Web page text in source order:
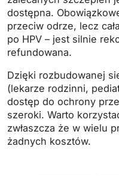
dostępna.
przeciw odrze, lecz
po HPV – jest silnie
refundowana.
Dzięki rozbudowanej
(lekarze rodzinni,
dostęp do ochrony
szeroki. Warto
zwłaszcza że w wielu
żadnych kosztów.